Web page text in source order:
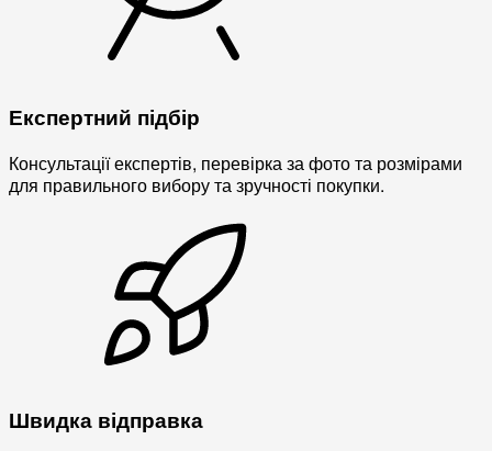
Експертний підбір
Консультації експертів, перевірка за фото та розмірами
для правильного вибору та зручності покупки.
Швидка відправка